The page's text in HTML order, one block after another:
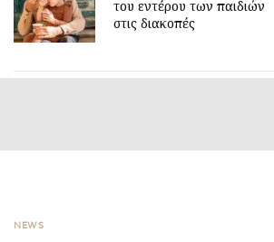
του εντέρου των παιδιών
στις διακοπές
NEWS